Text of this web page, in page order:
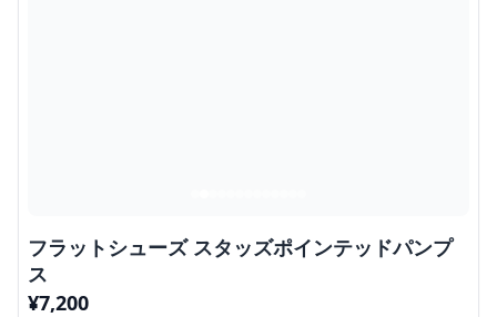
フラットシューズ スタッズポインテッドパンプ
ス
¥7,200